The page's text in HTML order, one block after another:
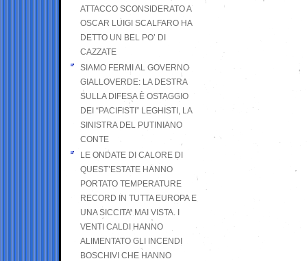
ATTACCO SCONSIDERATO A
OSCAR LUIGI SCALFARO HA
DETTO UN BEL PO’ DI
CAZZATE
SIAMO FERMI AL GOVERNO
GIALLOVERDE: LA DESTRA
SULLA DIFESA È OSTAGGIO
DEI “PACIFISTI” LEGHISTI, LA
SINISTRA DEL PUTINIANO
CONTE
LE ONDATE DI CALORE DI
QUEST’ESTATE HANNO
PORTATO TEMPERATURE
RECORD IN TUTTA EUROPA E
UNA SICCITA’ MAI VISTA. I
VENTI CALDI HANNO
ALIMENTATO GLI INCENDI
BOSCHIVI CHE HANNO